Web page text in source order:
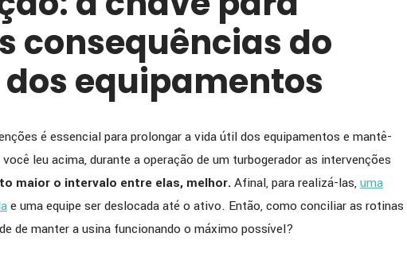
consequências do
equipamentos
é essencial para prolongar a vida útil dos equipamentos e mantê-
leu acima, durante a operação de um turbogerador as intervenções
maior o intervalo entre elas, melhor.Afinal, para realizá-las,uma
e uma equipe ser deslocada até o ativo. Então, como conciliar as rotinas
de manter a usina funcionando o máximo possível?